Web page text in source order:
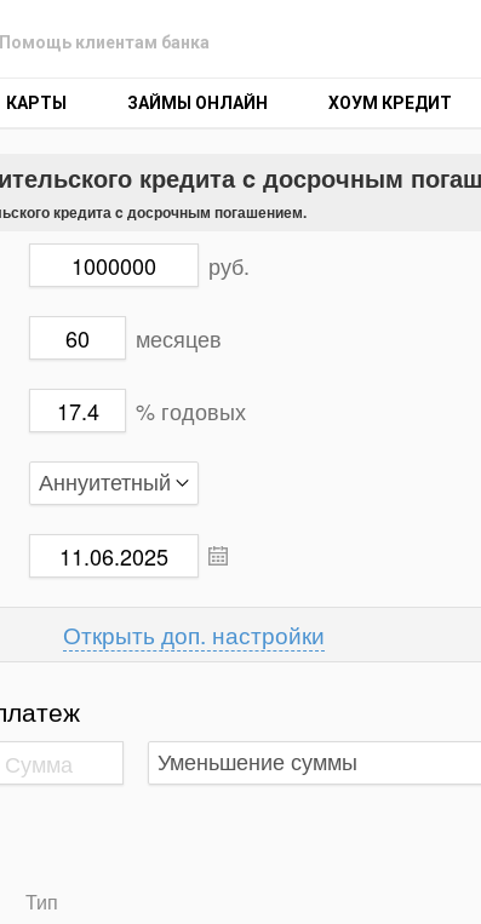
Помощь клиентам банка
КАРТЫ ЗАЙМЫ ОНЛАЙН ХОУМ КРЕДИТ
кредита c досрочным
кредита c досрочным погашением.
руб.
месяцев
% годовых
доп. настройки
Тип